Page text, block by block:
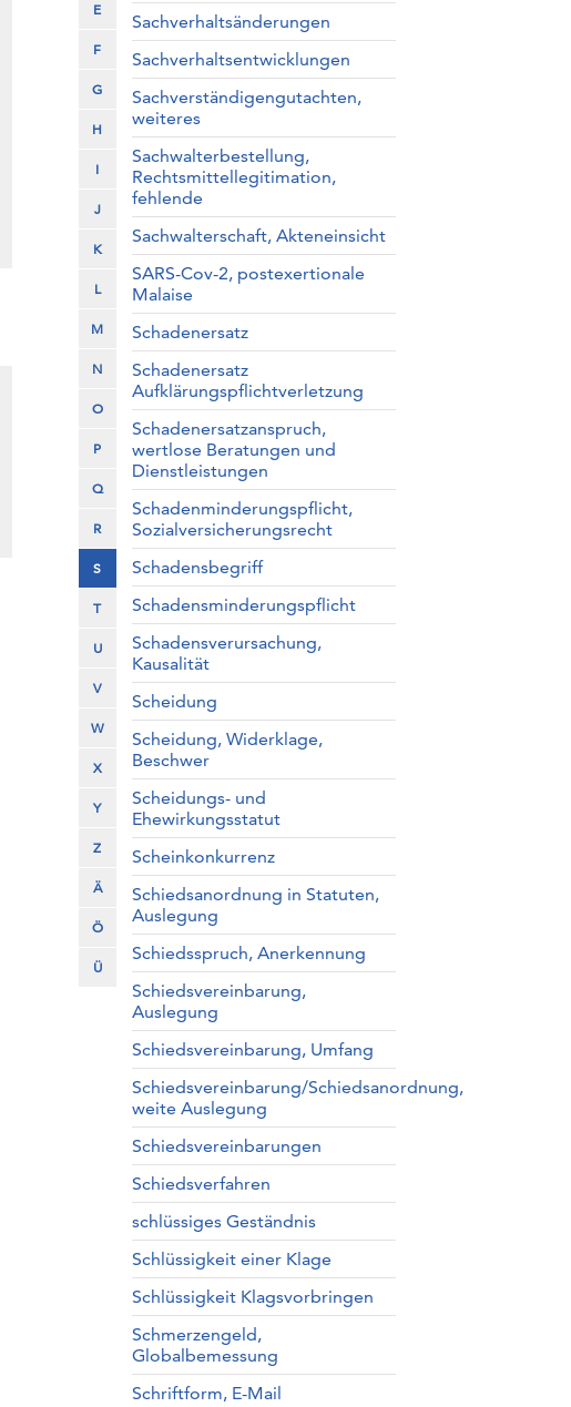
E
F
G
H
I
J
K
L
M
N
O
P
Q
R
S
T
U
V
W
X
Y
Z
Ä
Ö
Ü
Sachverhaltsänderungen
Sachverhaltsentwicklungen
Sachverständigengutachten,
weiteres
Sachwalterbestellung,
Rechtsmittellegitimation,
fehlende
Sachwalterschaft, Akteneinsicht
SARS-Cov-2, postexertionale
Malaise
Schadenersatz
Schadenersatz
Aufklärungspflichtverletzung
Schadenersatzanspruch,
wertlose Beratungen und
Dienstleistungen
Schadenminderungspflicht,
Sozialversicherungsrecht
Schadensbegriff
Schadensminderungspflicht
Schadensverursachung,
Kausalität
Scheidung
Scheidung, Widerklage,
Beschwer
Scheidungs- und
Ehewirkungsstatut
Scheinkonkurrenz
Schiedsanordnung in Statuten,
Auslegung
Schiedsspruch, Anerkennung
Schiedsvereinbarung,
Auslegung
Schiedsvereinbarung, Umfang
Schiedsvereinbarung/Schiedsanordnung,
weite Auslegung
Schiedsvereinbarungen
Schiedsverfahren
schlüssiges Geständnis
Schlüssigkeit einer Klage
Schlüssigkeit Klagsvorbringen
Schmerzengeld,
Globalbemessung
Schriftform, E-Mail